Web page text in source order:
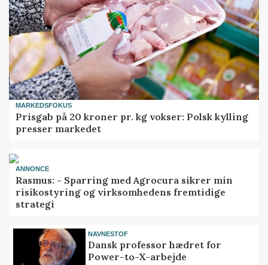
MARKEDSFOKUS
Prisgab på 20 kroner pr. kg vokser: Polsk kylling
presser markedet
ANNONCE
Rasmus: - Sparring med Agrocura sikrer min
risikostyring og virksomhedens fremtidige
strategi
NAVNESTOF
Dansk professor hædret for
Power-to-X-arbejde